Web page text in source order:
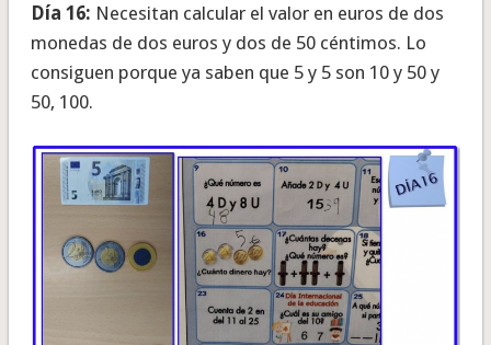
Día 16: Necesitan calcular el valor en euros de dos
monedas de dos euros y dos de 50 céntimos. Lo
consiguen porque ya saben que 5 y 5 son 10 y 50 y
50, 100.